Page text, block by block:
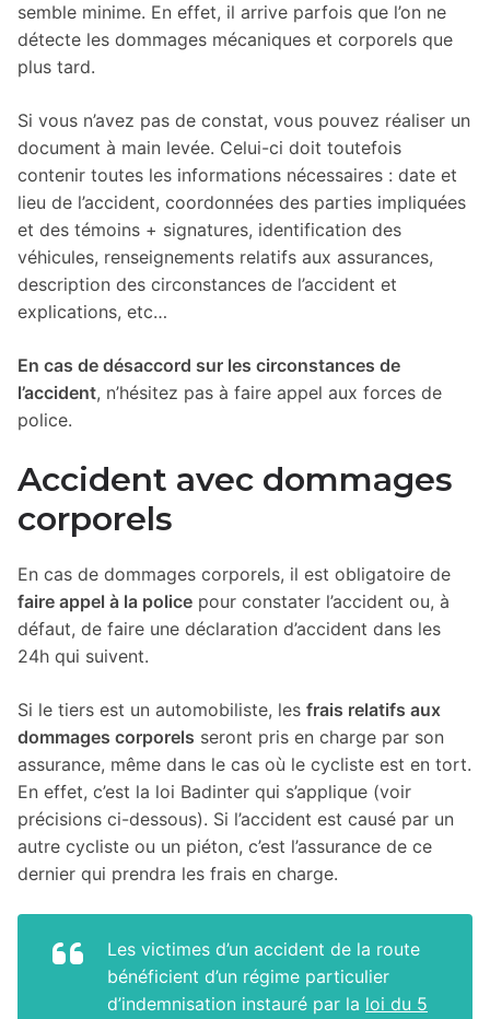
semble minime. En effet, il arrive parfois que l’on ne
détecte les dommages mécaniques et corporels que
plus tard.
Si vous n’avez pas de constat, vous pouvez réaliser un
document à main levée. Celui-ci doit toutefois
contenir toutes les informations nécessaires : date et
lieu de l’accident, coordonnées des parties impliquées
et des témoins + signatures, identification des
véhicules, renseignements relatifs aux assurances,
description des circonstances de l’accident et
explications, etc…
En cas de désaccord sur les circonstances de
l’accident, n’hésitez pas à faire appel aux forces de
police.
Accident avec dommages
corporels
En cas de dommages corporels, il est obligatoire de
faire appel à la police pour constater l’accident ou, à
défaut, de faire une déclaration d’accident dans les
24h qui suivent.
Si le tiers est un automobiliste, les frais relatifs aux
dommages corporels seront pris en charge par son
assurance, même dans le cas où le cycliste est en tort.
En effet, c’est la loi Badinter qui s’applique (voir
précisions ci-dessous). Si l’accident est causé par un
autre cycliste ou un piéton, c’est l’assurance de ce
dernier qui prendra les frais en charge.
Les victimes d’un accident de la route
bénéficient d’un régime particulier
d’indemnisation instauré par la loi du 5